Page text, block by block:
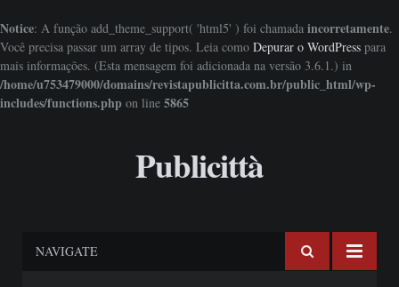
Notice: A função add_theme_support( 'html5' ) foi chamada incorretamente.
Você precisa passar um array de tipos. Leia como Depurar o WordPress para
mais informações. (Esta mensagem foi adicionada na versão 3.6.1.) in
/home/u753479000/domains/revistapublicitta.com.br/public_html/wp-
includes/functions.php on line 5865
Publicittà
NAVIGATE